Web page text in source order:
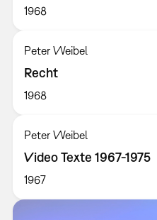
1968
Peter Weibel
Recht
1968
Peter Weibel
Video Texte 1967-1975
1967